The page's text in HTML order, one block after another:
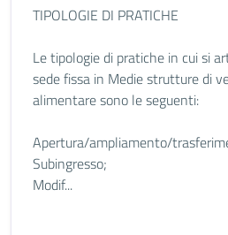
TIPOLOGIE DI PRATICHE
Le tipologie di pratiche in cui si
sede fissa in Medie strutture di
alimentare sono le seguenti:
Apertura/ampliamento/
Subingresso;
Modif...